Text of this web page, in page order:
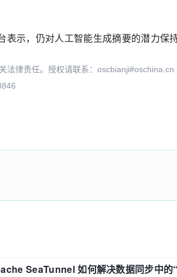
示，仍对人工智能生成摘要的潜力保
法律责任。授权请联系：oscbianji#oschina.cn
SeaTunnel 如何解决数据同步中